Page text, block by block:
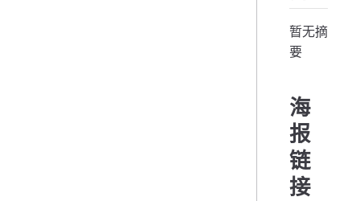
暂无摘
要
海
报
链
接